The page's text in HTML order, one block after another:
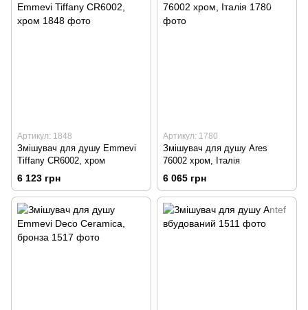
Артикул: 1848
Змішувач для душу Emmevi
Tiffany CR6002, хром
6 123 грн
Артикул: 1780
Змішувач для душу Ares
76002 хром, Італія
6 065 грн